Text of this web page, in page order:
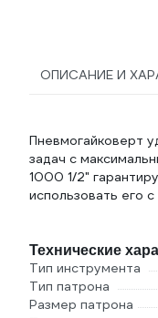
ОПИСАНИЕ И
Пневмогайковерт
задач с
1000 1/2"
использовать его
Технические
Тип инструмента
Тип патрона
Размер патрона